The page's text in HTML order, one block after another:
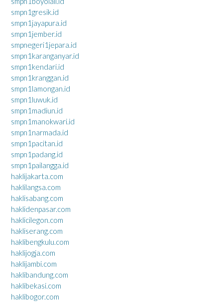
smpn1gresik.id
smpn1jayapura.id
smpn1jember.id
smpnegeri1jepara.id
smpn1karanganyar.id
smpn1kendari.id
smpn1kranggan.id
smpn1lamongan.id
smpn1luwuk.id
smpn1madiun.id
smpn1manokwari.id
smpn1narmada.id
smpn1pacitan.id
smpn1padang.id
smpn1pailangga.id
haklijakarta.com
haklilangsa.com
haklisabang.com
haklidenpasar.com
haklicilegon.com
hakliserang.com
haklibengkulu.com
haklijogja.com
haklijambi.com
haklibandung.com
haklibekasi.com
haklibogor.com